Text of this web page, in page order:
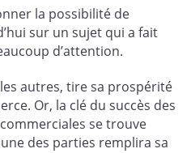
la possibilité de
sur un sujet qui a fait
d’attention.
autres, tire sa prospérité
Or, la clé du succès des
se trouve
des parties remplira sa